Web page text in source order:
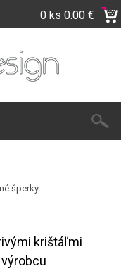
0 ks 0.00 €
šperky
krištáľmi